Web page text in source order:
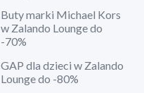
Buty marki Michael Kors
w Zalando Lounge do
-70%
GAP dla dzieci w Zalando
Lounge do -80%